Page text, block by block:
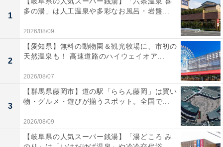
1
多の湯」は人工温泉や多彩なお風呂・岩盤...
2026/08/09
2
【愛知県】無料の動物園＆観光牧場に、市初の
天然温泉も！ 高速道路のハイウェイオア...
2026/08/07
3
【群馬県藤岡市】道の駅「ららん藤岡」は買い
物・グルメ・遊びが揃うスポット。全国で...
2026/08/09
【岐阜県の人気スーパー銭湯】「湯どころ み